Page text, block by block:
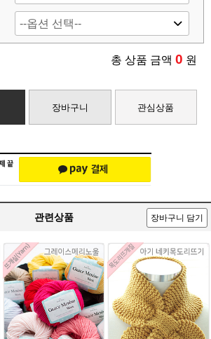
총 상품 금액 0 원
장바구니 관심상품
관련상품 장바구니 담기